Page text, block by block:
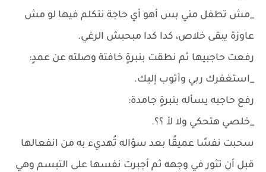
_مش تطفل مني بس أهو أي حاجة نتكلم فيها لو مش
عاوزة يبقى خلاص، كدا كدا مبحبش الرغي.
رفعت حاجبيها ثم نطقت بنبرةٍ خافتة وصلته عن عمدٍ:
_استغفرك ربي وأتوب إليك.
رفع حاجبه يسأله بنبرةٍ جامدة:
_خلصي هتحكي ولا لأ ؟؟.
سحبت نفسًا عميقًا بعد سؤاله تُهديء به من انفعالها
قبل أن تثور في وجهه ثم أجبرت نفسها على التبسم وهي